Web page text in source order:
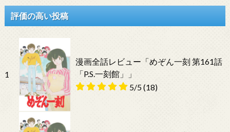
評価の高い投稿
1
漫画全話レビュー「めぞん一刻 第161話
「P.S.一刻館」」
5/5(18)